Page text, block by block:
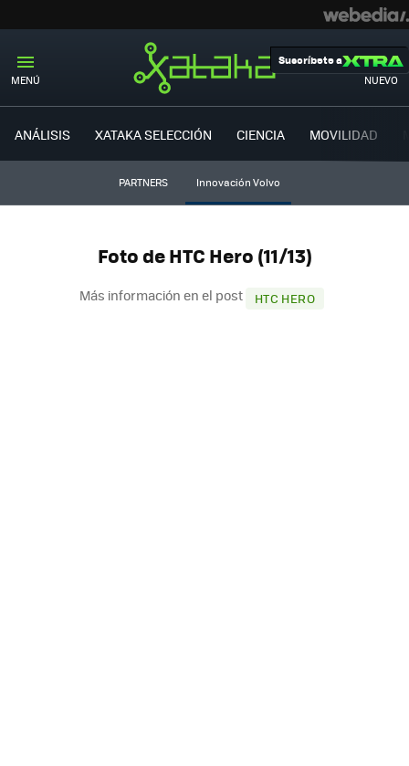
MENÚ NUEVO
Suscríbete a
ANÁLISIS XATAKA SELECCIÓN CIENCIA MOVILIDAD
PARTNERS Innovación Volvo
Foto de HTC Hero (11/13)
Más información en el post HTC HERO